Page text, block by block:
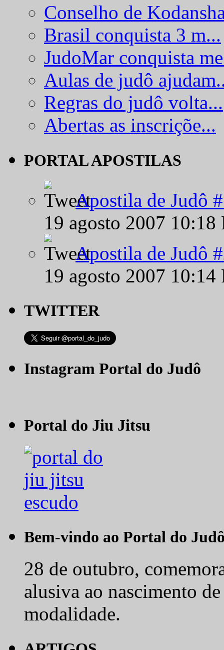
Conselho de
Brasil conquista 3 m...
JudoMar conquista
Aulas de judô
Regras do judô volta...
Abertas as inscriçõe...
PORTAL APOSTILAS
Apostila de Judô
19 agosto 2007
Apostila de Judô
19 agosto 2007
TWITTER
Instagram Portal do Judô
Portal do Jiu Jitsu
Bem-vindo ao Portal do
28 de outubro,
alusiva ao nascimento
modalidade.